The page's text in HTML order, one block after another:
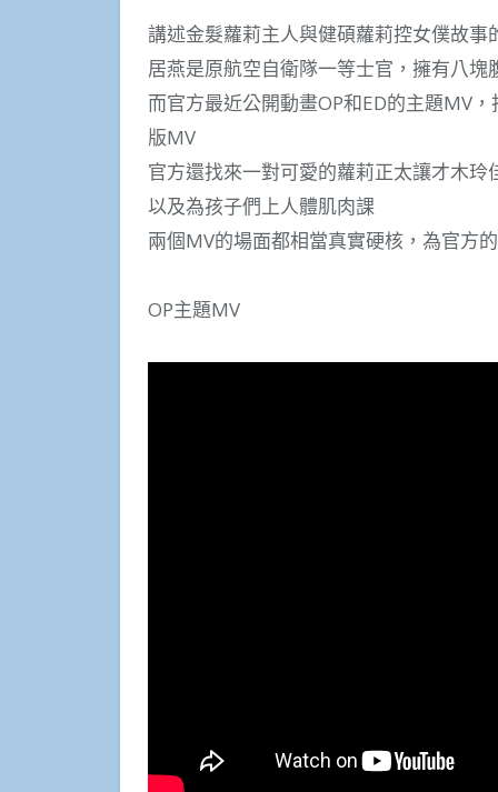
講述金髮蘿莉主人與健碩蘿莉控女僕故
居燕是原航空自衛隊一等士官，擁有八塊
而官方最近公開動畫OP和ED的主題MV
版MV
官方還找來一對可愛的蘿莉正太讓才木
以及為孩子們上人體肌肉課
兩個MV的場面都相當真實硬核，為官方
OP主題MV